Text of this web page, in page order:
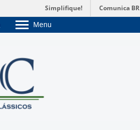
Simplifique! Comunica BR
Menu
Estude na UnB
Graduação
Administração
Servidor